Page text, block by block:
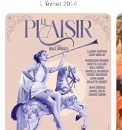
1 février 2014